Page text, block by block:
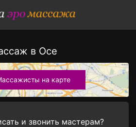
в Осе
на карте
и звонить мастерам?